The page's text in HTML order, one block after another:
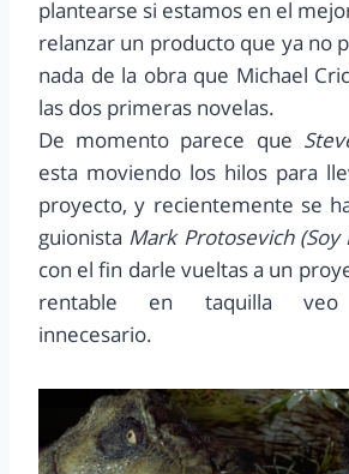
plantearse si estamos en el
relanzar un producto que ya no
nada de la obra que Michael
las dos primeras novelas.
De momento parece que
esta moviendo los hilos para
proyecto, y recientemente se
guionista Mark Protosevich (Soy
con el fin darle vueltas a un
rentable en taquilla veo
innecesario.